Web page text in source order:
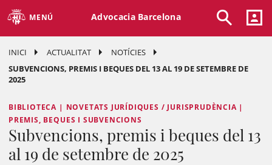
MENÚ Advocacia Barcelona
INICI ACTUALITAT
NOTÍCIES
SUBVENCIONS, PREMIS I BEQUES DEL 13 AL 19 DE SETEMBRE DE
2025
BIBLIOTECA | NOVETATS JURÍDIQUES / JURISPRUDÈNCIA |
PREMIS, BEQUES I SUBVENCIONS
Subvencions, premis i beques del 13
al 19 de setembre de 2025